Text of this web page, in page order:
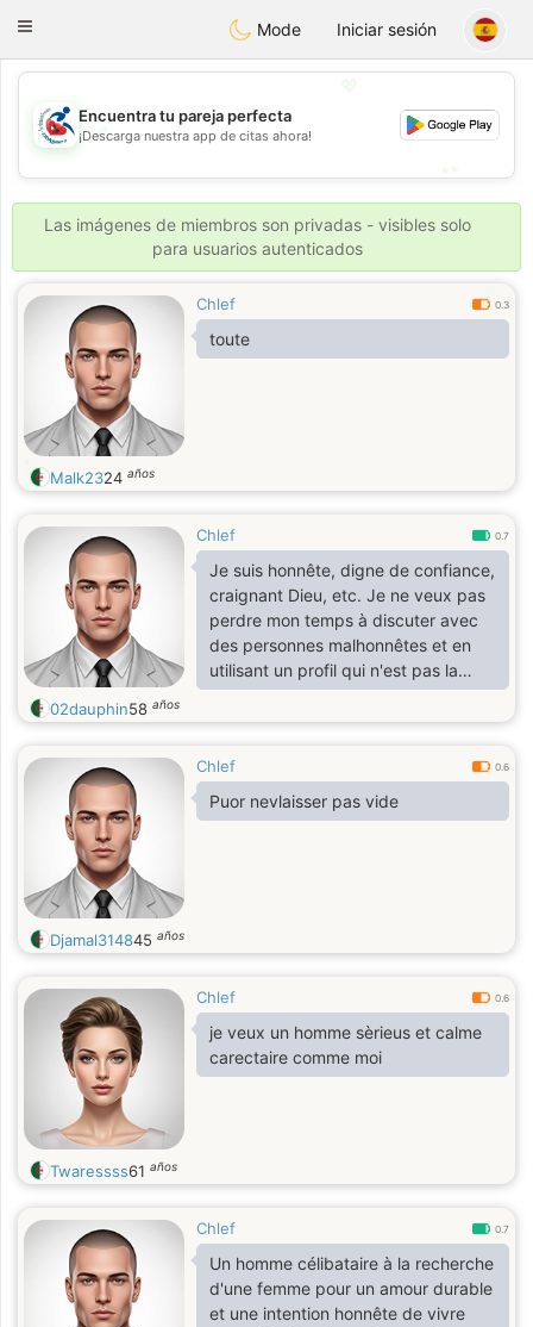
Handi Space
Toggle
Mode Iniciar sesión
💖
💕
Encuentra tu pareja perfecta
¡Descarga nuestra app de citas ahora!
Las imágenes de miembros son privadas - visibles solo
para usuarios autenticados
Chlef 0.3
toute
Malk2324 años
Chlef 0.7
Je suis honnête, digne de confiance,
craignant Dieu, etc. Je ne veux pas
perdre mon temps à discuter avec
des personnes malhonnêtes et en
utilisant un profil qui n'est pas la
vraie personne. Faux gens s'en vont
de moi
02dauphin58 años
Chlef 0.6
Puor nevlaisser pas vide
Djamal314845 años
Chlef 0.6
je veux un homme sèrieus et calme
carectaire comme moi
Twaressss61 años
Chlef 0.7
Un homme célibataire à la recherche
d'une femme pour un amour durable
et une intention honnête de vivre